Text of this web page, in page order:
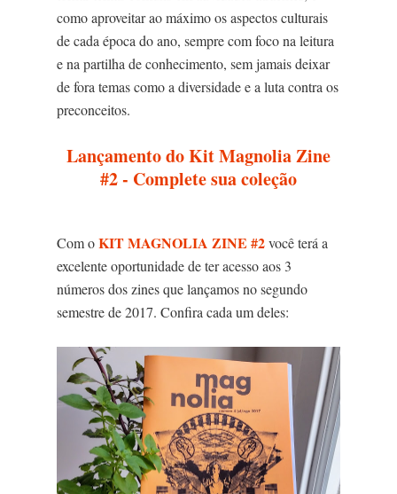
como aproveitar ao máximo os aspectos culturais
de cada época do ano, sempre com foco na leitura
e na partilha de conhecimento, sem jamais deixar
de fora temas como a diversidade e a luta contra os
preconceitos.
Lançamento do Kit Magnolia Zine
#2 - Complete sua coleção
Com oKIT MAGNOLIA ZINE #2você terá a
excelente oportunidade de ter acesso aos 3
números dos zines que lançamos no segundo
semestre de 2017. Confira cada um deles: